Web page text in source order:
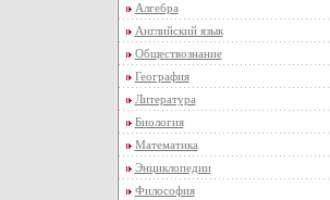
Алгебра
Английский язык
Обществознание
География
Литература
Биология
Математика
Энциклопедии
Философия